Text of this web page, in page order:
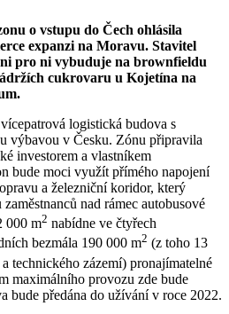
o vstupu do Čech ohlásila
expanzi na Moravu. Stavitel
pro ni vybuduje na brownfieldu
cukrovaru u Kojetína na
logistická budova s
výbavou v Česku. Zónu připravila
investorem a vlastníkem
bude moci využít přímého napojení
a železniční koridor, který
nad rámec autobusové
000 m2 nabídne ve čtyřech
bezmála 190 000 m2 (z toho 13
technického zázemí) pronajímatelné
maximálního provozu zde bude
bude předána do užívání v roce 2022.